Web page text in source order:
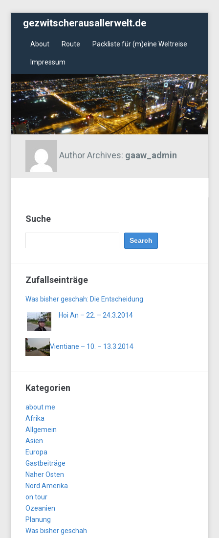
gezwitscherausallerwelt.de
About Route Packliste für (m)eine Weltreise
Impressum
Author Archives: gaaw_admin
Suche
Zufallseinträge
Was bisher geschah: Die Entscheidung
Hoi An – 22. – 24.3.2014
Vientiane – 10. – 13.3.2014
Kategorien
about me
Afrika
Allgemein
Asien
Europa
Gastbeiträge
Naher Osten
Nord Amerika
on tour
Ozeanien
Planung
Was bisher geschah